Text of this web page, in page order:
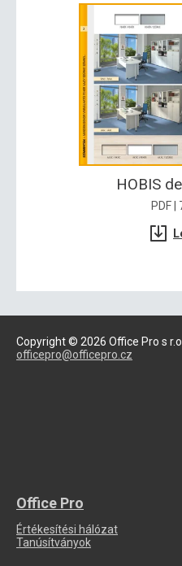
HOBIS
PDF |
Copyright © 2026 Office Pro s
officepro@officepro.cz
Office Pro
Értékesítési hálózat
Tanúsítványok